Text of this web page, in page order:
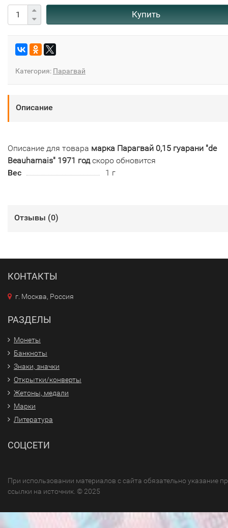
Купить
Категория: Парагвай
Описание
Описание для товара марка Парагвай 0,15 гуарани "de
Beauharnais" 1971 годскоро обновится
Вес
1 г
Отзывы (0)
КОНТАКТЫ
г. Москва, Россия
РАЗДЕЛЫ
Монеты
Банкноты
Знаки, значки
Открытки/конверты
Жетоны, медали
Марки
Литература
СОЦСЕТИ
При использовании материалов с сайта обязательно указание
ссылки на источник. © 2025